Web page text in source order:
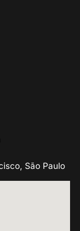
São Paulo